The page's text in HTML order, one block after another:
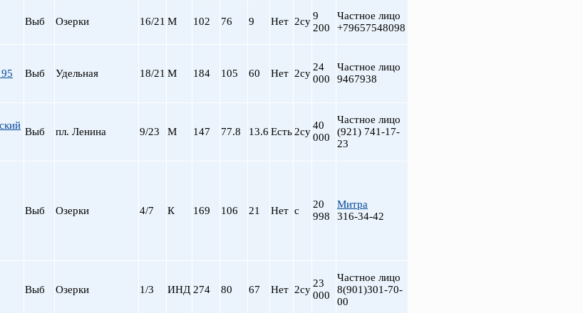
Электросила
Выб Озерки 16/21 М 102 76 9 Нет 2су9
200
Частное лицо
+79657548098
Выб Удельная 18/21 М 184 105 60 Нет 2су
24
000
Частное лицо
9467938
Выб пл. Ленина 9/23 М 147 77.8 13.6 Есть 2су
40
000
Частное лицо
(921) 741-17-
23
Выб Озерки 4/7 К 169 106 21 Нет с
20
998
Митра
316-34-42
Выб Озерки 1/3 ИНД 274 80 67 Нет 2су
23
000
Частное лицо
8(901)301-70-
00